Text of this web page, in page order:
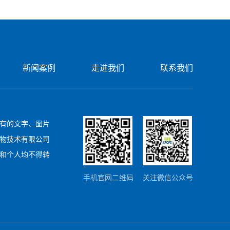
新闻案例 走进我们 联系我们
的文字、图片
技术有限公司
个人均不得转
手机官网二维码
关注微信公众号